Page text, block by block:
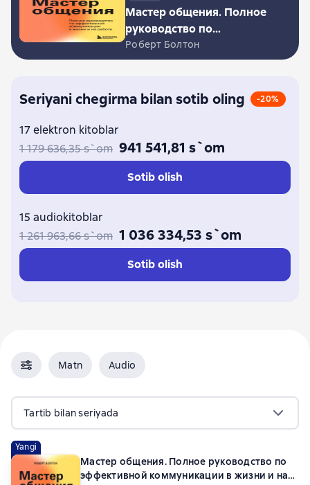
Мастер общения. Полное
руководство по
эффективной
коммуникации в жизни и
Роберт Болтон
Seriyani chegirma bilan sotib oling -20%
17 elektron kitoblar
1 179 636,35 s`om 941 541,81 s`om
Sotib olish
15 audiokitoblar
1 261 963,66 s`om 1 036 334,53 s`om
Sotib olish
Matn Audio
Tartib bilan seriyada
Yangi
Мастер общения. Полное руководство по
эффективной коммуникации в жизни и на